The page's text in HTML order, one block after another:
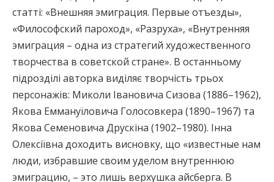
статті: «Внешняя эмиграция. Первые отъезды»,
«Философский пароход», «Разруха», «Внутренняя
эмиграция – одна из стратегий художественного
творчества в советской стране». В останньому
підрозділі авторка виділяє творчість трьох
персонажів: Миколи Івановича Сизова (1886–1962),
Якова Еммануїловича Голосовкера (1890–1967) та
Якова Семеновича Друскіна (1902–1980). Інна
Олексіївна доходить висновку, що «известные нам
люди, избравшие своим уделом внутреннюю
эмиграцию, – это лишь верхушка айсберга. В